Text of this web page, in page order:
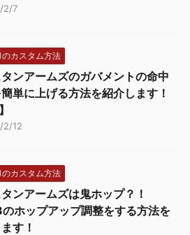
2/7
のカスタム方法
ンアームズのガバメントの命中
単に上げる方法を紹介します！
2/12
のカスタム方法
ンアームズは鬼ホップ？！
ホップアップ調整をする方法を
す！